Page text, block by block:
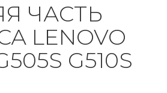
ЧАСТЬ
LENOVO
G510S